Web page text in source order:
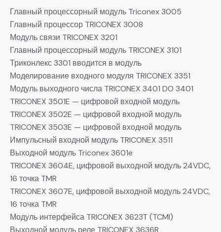
Главный процессорный модуль Triconex 3005
Главный процессор TRICONEX 3008
Модуль связи TRICONEX 3201
Главный процессорный модуль TRICONEX 3101
Триконлекс 3301 вводится в модуль
Моделирование входного модуля TRICONEX 3351
Модуль выходного числа TRICONEX 3401 DO 3401
TRICONEX 3501E — цифровой входной модуль
TRICONEX 3502E — цифровой входной модуль
TRICONEX 3503E — цифровой входной модуль
Импульсный входной модуль TRICONEX 3511
Выходной модуль Triconex 3601e
TRICONEX 3604E, цифровой выходной модуль 24VDC,
16 точка TMR
TRICONEX 3607E, цифровой выходной модуль 24VDC,
16 точка TMR
Модуль интерфейса TRICONEX 3623T (TCMI)
Выходной модуль реле TRICONEX 3636R